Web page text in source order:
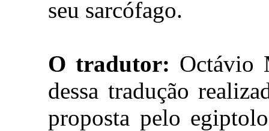
seu sarcófago.
O tradutor: Octávio
dessa tradução
proposta pelo